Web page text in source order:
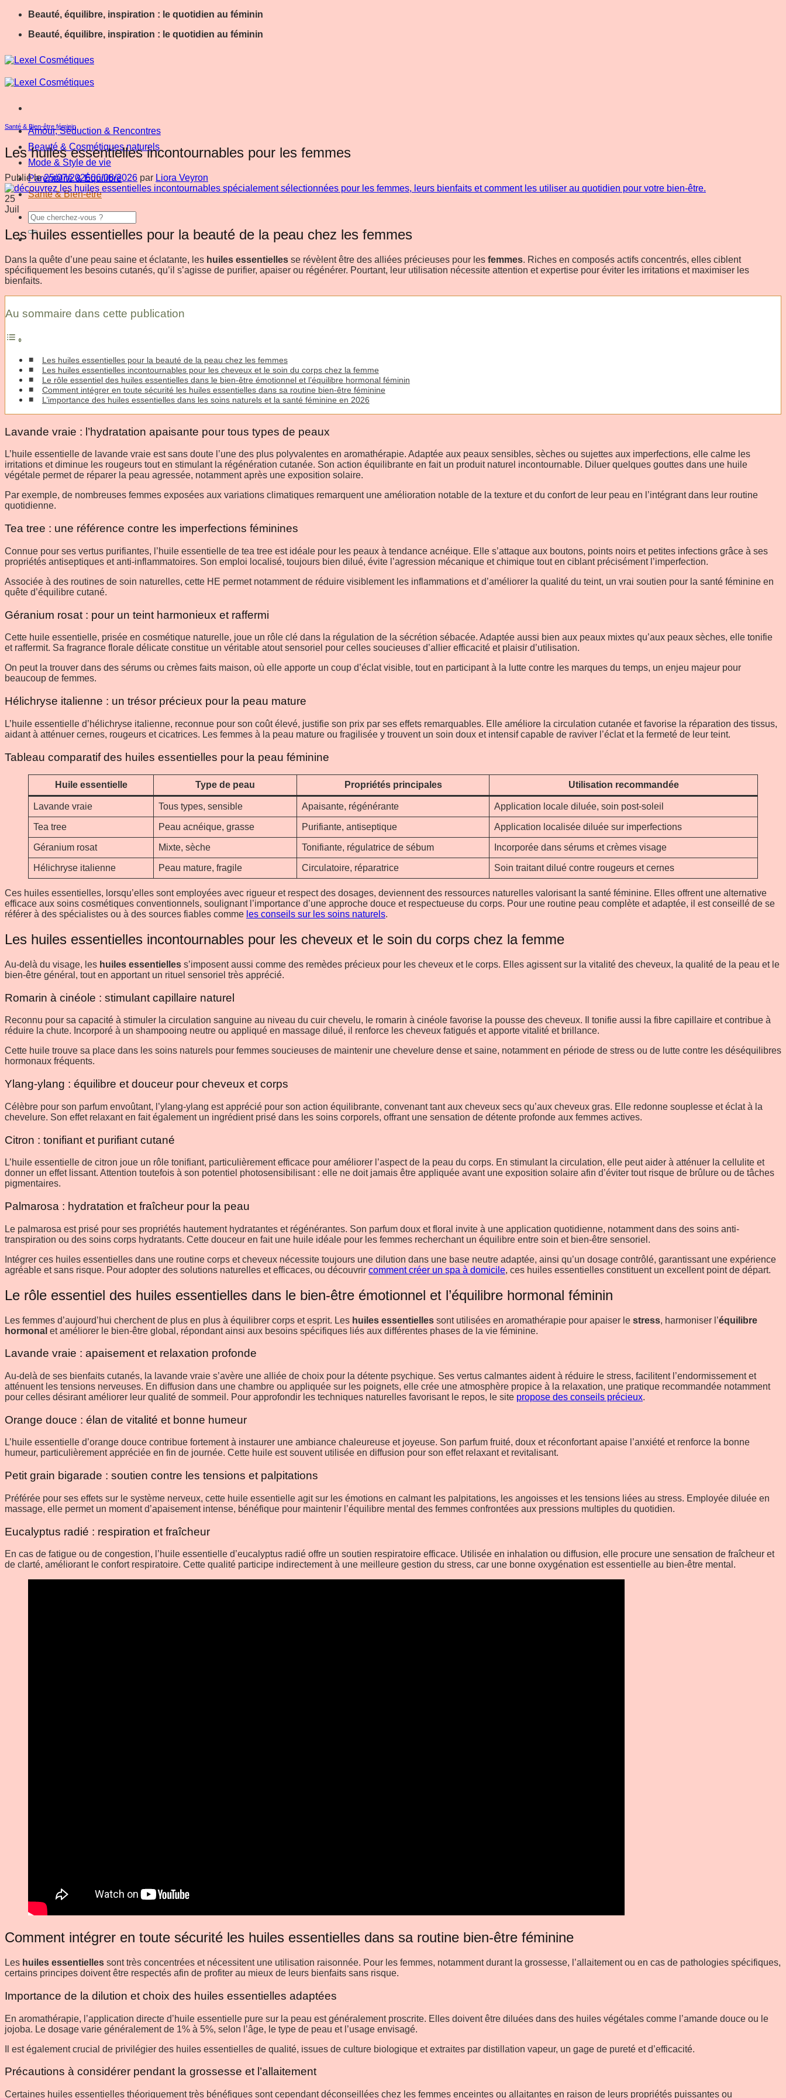
Passer
contenu
Beauté, équilibre, inspiration : le quotidien au féminin
Beauté, équilibre, inspiration : le quotidien au féminin
Amour, Séduction & Rencontres
Beauté & Cosmétiques naturels
Mode & Style de vie
Parentalité & Équilibre
Santé & Bien-être
Santé & Bien-être féminin
Les huiles essentielles incontournables pour les femmes
Publié le25/07/202606/08/2026 par Liora Veyron
25
Juil
Les huiles essentielles pour la beauté de la peau chez les femmes
Dans la quête d’une peau saine et éclatante, les huiles essentielles se révèlent être des alliées précieuses pour les femmes. Riches en composés actifs concentrés, elles ciblent
spécifiquement les besoins cutanés, qu’il s’agisse de purifier, apaiser ou régénérer. Pourtant, leur utilisation nécessite attention et expertise pour éviter les irritations et maximiser les
bienfaits.
Au sommaire dans cette publication
Les huiles essentielles pour la beauté de la peau chez les femmes
Les huiles essentielles incontournables pour les cheveux et le soin du corps chez la femme
Le rôle essentiel des huiles essentielles dans le bien-être émotionnel et l’équilibre hormonal féminin
Comment intégrer en toute sécurité les huiles essentielles dans sa routine bien-être féminine
L’importance des huiles essentielles dans les soins naturels et la santé féminine en 2026
Lavande vraie : l’hydratation apaisante pour tous types de peaux
L’huile essentielle de lavande vraie est sans doute l’une des plus polyvalentes en aromathérapie. Adaptée aux peaux sensibles, sèches ou sujettes aux imperfections, elle calme les
irritations et diminue les rougeurs tout en stimulant la régénération cutanée. Son action équilibrante en fait un produit naturel incontournable. Diluer quelques gouttes dans une huile
végétale permet de réparer la peau agressée, notamment après une exposition solaire.
Par exemple, de nombreuses femmes exposées aux variations climatiques remarquent une amélioration notable de la texture et du confort de leur peau en l’intégrant dans leur routine
quotidienne.
Tea tree : une référence contre les imperfections féminines
Connue pour ses vertus purifiantes, l’huile essentielle de tea tree est idéale pour les peaux à tendance acnéique. Elle s’attaque aux boutons, points noirs et petites infections grâce à ses
propriétés antiseptiques et anti-inflammatoires. Son emploi localisé, toujours bien dilué, évite l’agression mécanique et chimique tout en ciblant précisément l’imperfection.
Associée à des routines de soin naturelles, cette HE permet notamment de réduire visiblement les inflammations et d’améliorer la qualité du teint, un vrai soutien pour la santé féminine en
quête d’équilibre cutané.
Géranium rosat : pour un teint harmonieux et raffermi
Cette huile essentielle, prisée en cosmétique naturelle, joue un rôle clé dans la régulation de la sécrétion sébacée. Adaptée aussi bien aux peaux mixtes qu’aux peaux sèches, elle tonifie
et raffermit. Sa fragrance florale délicate constitue un véritable atout sensoriel pour celles soucieuses d’allier efficacité et plaisir d’utilisation.
On peut la trouver dans des sérums ou crèmes faits maison, où elle apporte un coup d’éclat visible, tout en participant à la lutte contre les marques du temps, un enjeu majeur pour
beaucoup de femmes.
Hélichryse italienne : un trésor précieux pour la peau mature
L’huile essentielle d’hélichryse italienne, reconnue pour son coût élevé, justifie son prix par ses effets remarquables. Elle améliore la circulation cutanée et favorise la réparation des tissus,
aidant à atténuer cernes, rougeurs et cicatrices. Les femmes à la peau mature ou fragilisée y trouvent un soin doux et intensif capable de raviver l’éclat et la fermeté de leur teint.
Tableau comparatif des huiles essentielles pour la peau féminine
Huile essentielle Type de peau Propriétés principales Utilisation recommandée
Lavande vraie Tous types, sensible Apaisante, régénérante Application locale diluée, soin post-soleil
Tea tree Peau acnéique, grasse Purifiante, antiseptique Application localisée diluée sur imperfections
Géranium rosat Mixte, sèche Tonifiante, régulatrice de sébum Incorporée dans sérums et crèmes visage
Hélichryse italienne Peau mature, fragile Circulatoire, réparatrice Soin traitant dilué contre rougeurs et cernes
Ces huiles essentielles, lorsqu’elles sont employées avec rigueur et respect des dosages, deviennent des ressources naturelles valorisant la santé féminine. Elles offrent une alternative
efficace aux soins cosmétiques conventionnels, soulignant l’importance d’une approche douce et respectueuse du corps. Pour une routine peau complète et adaptée, il est conseillé de se
référer à des spécialistes ou à des sources fiables comme les conseils sur les soins naturels.
Les huiles essentielles incontournables pour les cheveux et le soin du corps chez la femme
Au-delà du visage, les huiles essentielles s’imposent aussi comme des remèdes précieux pour les cheveux et le corps. Elles agissent sur la vitalité des cheveux, la qualité de la peau et le
bien-être général, tout en apportant un rituel sensoriel très apprécié.
Romarin à cinéole : stimulant capillaire naturel
Reconnu pour sa capacité à stimuler la circulation sanguine au niveau du cuir chevelu, le romarin à cinéole favorise la pousse des cheveux. Il tonifie aussi la fibre capillaire et contribue à
réduire la chute. Incorporé à un shampooing neutre ou appliqué en massage dilué, il renforce les cheveux fatigués et apporte vitalité et brillance.
Cette huile trouve sa place dans les soins naturels pour femmes soucieuses de maintenir une chevelure dense et saine, notamment en période de stress ou de lutte contre les déséquilibres
hormonaux fréquents.
Ylang-ylang : équilibre et douceur pour cheveux et corps
Célèbre pour son parfum envoûtant, l’ylang-ylang est apprécié pour son action équilibrante, convenant tant aux cheveux secs qu’aux cheveux gras. Elle redonne souplesse et éclat à la
chevelure. Son effet relaxant en fait également un ingrédient prisé dans les soins corporels, offrant une sensation de détente profonde aux femmes actives.
Citron : tonifiant et purifiant cutané
L’huile essentielle de citron joue un rôle tonifiant, particulièrement efficace pour améliorer l’aspect de la peau du corps. En stimulant la circulation, elle peut aider à atténuer la cellulite et
donner un effet lissant. Attention toutefois à son potentiel photosensibilisant : elle ne doit jamais être appliquée avant une exposition solaire afin d’éviter tout risque de brûlure ou de tâches
pigmentaires.
Palmarosa : hydratation et fraîcheur pour la peau
Le palmarosa est prisé pour ses propriétés hautement hydratantes et régénérantes. Son parfum doux et floral invite à une application quotidienne, notamment dans des soins anti-
transpiration ou des soins corps hydratants. Cette douceur en fait une huile idéale pour les femmes recherchant un équilibre entre soin et bien-être sensoriel.
Intégrer ces huiles essentielles dans une routine corps et cheveux nécessite toujours une dilution dans une base neutre adaptée, ainsi qu’un dosage contrôlé, garantissant une expérience
agréable et sans risque. Pour adopter des solutions naturelles et efficaces, ou découvrir comment créer un spa à domicile, ces huiles essentielles constituent un excellent point de départ.
Le rôle essentiel des huiles essentielles dans le bien-être émotionnel et l’équilibre hormonal féminin
Les femmes d’aujourd’hui cherchent de plus en plus à équilibrer corps et esprit. Les huiles essentielles sont utilisées en aromathérapie pour apaiser le stress, harmoniser l’équilibre
hormonal et améliorer le bien-être global, répondant ainsi aux besoins spécifiques liés aux différentes phases de la vie féminine.
Lavande vraie : apaisement et relaxation profonde
Au-delà de ses bienfaits cutanés, la lavande vraie s’avère une alliée de choix pour la détente psychique. Ses vertus calmantes aident à réduire le stress, facilitent l’endormissement et
atténuent les tensions nerveuses. En diffusion dans une chambre ou appliquée sur les poignets, elle crée une atmosphère propice à la relaxation, une pratique recommandée notamment
pour celles désirant améliorer leur qualité de sommeil. Pour approfondir les techniques naturelles favorisant le repos, le site propose des conseils précieux.
Orange douce : élan de vitalité et bonne humeur
L’huile essentielle d’orange douce contribue fortement à instaurer une ambiance chaleureuse et joyeuse. Son parfum fruité, doux et réconfortant apaise l’anxiété et renforce la bonne
humeur, particulièrement appréciée en fin de journée. Cette huile est souvent utilisée en diffusion pour son effet relaxant et revitalisant.
Petit grain bigarade : soutien contre les tensions et palpitations
Préférée pour ses effets sur le système nerveux, cette huile essentielle agit sur les émotions en calmant les palpitations, les angoisses et les tensions liées au stress. Employée diluée en
massage, elle permet un moment d’apaisement intense, bénéfique pour maintenir l’équilibre mental des femmes confrontées aux pressions multiples du quotidien.
Eucalyptus radié : respiration et fraîcheur
En cas de fatigue ou de congestion, l’huile essentielle d’eucalyptus radié offre un soutien respiratoire efficace. Utilisée en inhalation ou diffusion, elle procure une sensation de fraîcheur et
de clarté, améliorant le confort respiratoire. Cette qualité participe indirectement à une meilleure gestion du stress, car une bonne oxygénation est essentielle au bien-être mental.
Comment intégrer en toute sécurité les huiles essentielles dans sa routine bien-être féminine
Les huiles essentielles sont très concentrées et nécessitent une utilisation raisonnée. Pour les femmes, notamment durant la grossesse, l’allaitement ou en cas de pathologies spécifiques,
certains principes doivent être respectés afin de profiter au mieux de leurs bienfaits sans risque.
Importance de la dilution et choix des huiles essentielles adaptées
En aromathérapie, l’application directe d’huile essentielle pure sur la peau est généralement proscrite. Elles doivent être diluées dans des huiles végétales comme l’amande douce ou le
jojoba. Le dosage varie généralement de 1% à 5%, selon l’âge, le type de peau et l’usage envisagé.
Il est également crucial de privilégier des huiles essentielles de qualité, issues de culture biologique et extraites par distillation vapeur, un gage de pureté et d’efficacité.
Précautions à considérer pendant la grossesse et l’allaitement
Certaines huiles essentielles théoriquement très bénéfiques sont cependant déconseillées chez les femmes enceintes ou allaitantes en raison de leurs propriétés puissantes ou